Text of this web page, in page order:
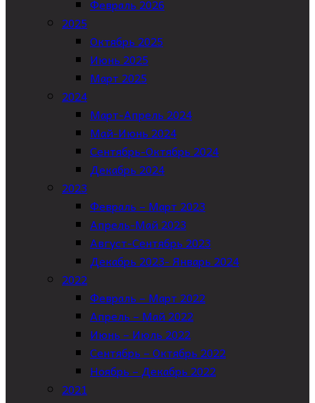
Февраль 2026
2025
Октябрь 2025
Июнь 2025
Март 2025
2024
Март-Апрель 2024
Май-Июнь 2024
Сентябрь-Октябрь 2024
Декабрь 2024
2023
Февраль – Март 2023
Апрель-Май 2023
Август-Сентябрь 2023
Декабрь 2023- Январь 2024
2022
Февраль – Март 2022
Апрель – Май 2022
Июнь – Июль 2022
Сентябрь – Октябрь 2022
Ноябрь – Декабрь 2022
2021